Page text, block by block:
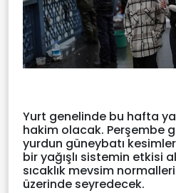
Yurt genelinde bu hafta
hakim olacak. Perşembe
yurdun güneybatı
bir yağışlı sistemin etkisi
sıcaklık mevsim
üzerinde seyredecek.